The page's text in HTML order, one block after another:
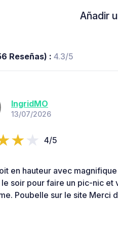
Añadir
Reseñas) : 4.3/5
IngridMO
13/07/2026
4/5
en hauteur avec
soir pour faire un pic-nic
Poubelle sur le site Merci